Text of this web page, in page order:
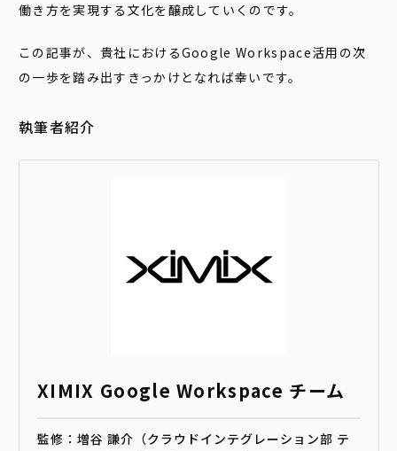
働き方を実現する文化を醸成していくのです。
この記事が、貴社におけるGoogle Workspace活用の次
の一歩を踏み出すきっかけとなれば幸いです。
執筆者紹介
XIMIX Google Workspace チーム
監修：増谷 謙介（クラウドインテグレーション部 テ